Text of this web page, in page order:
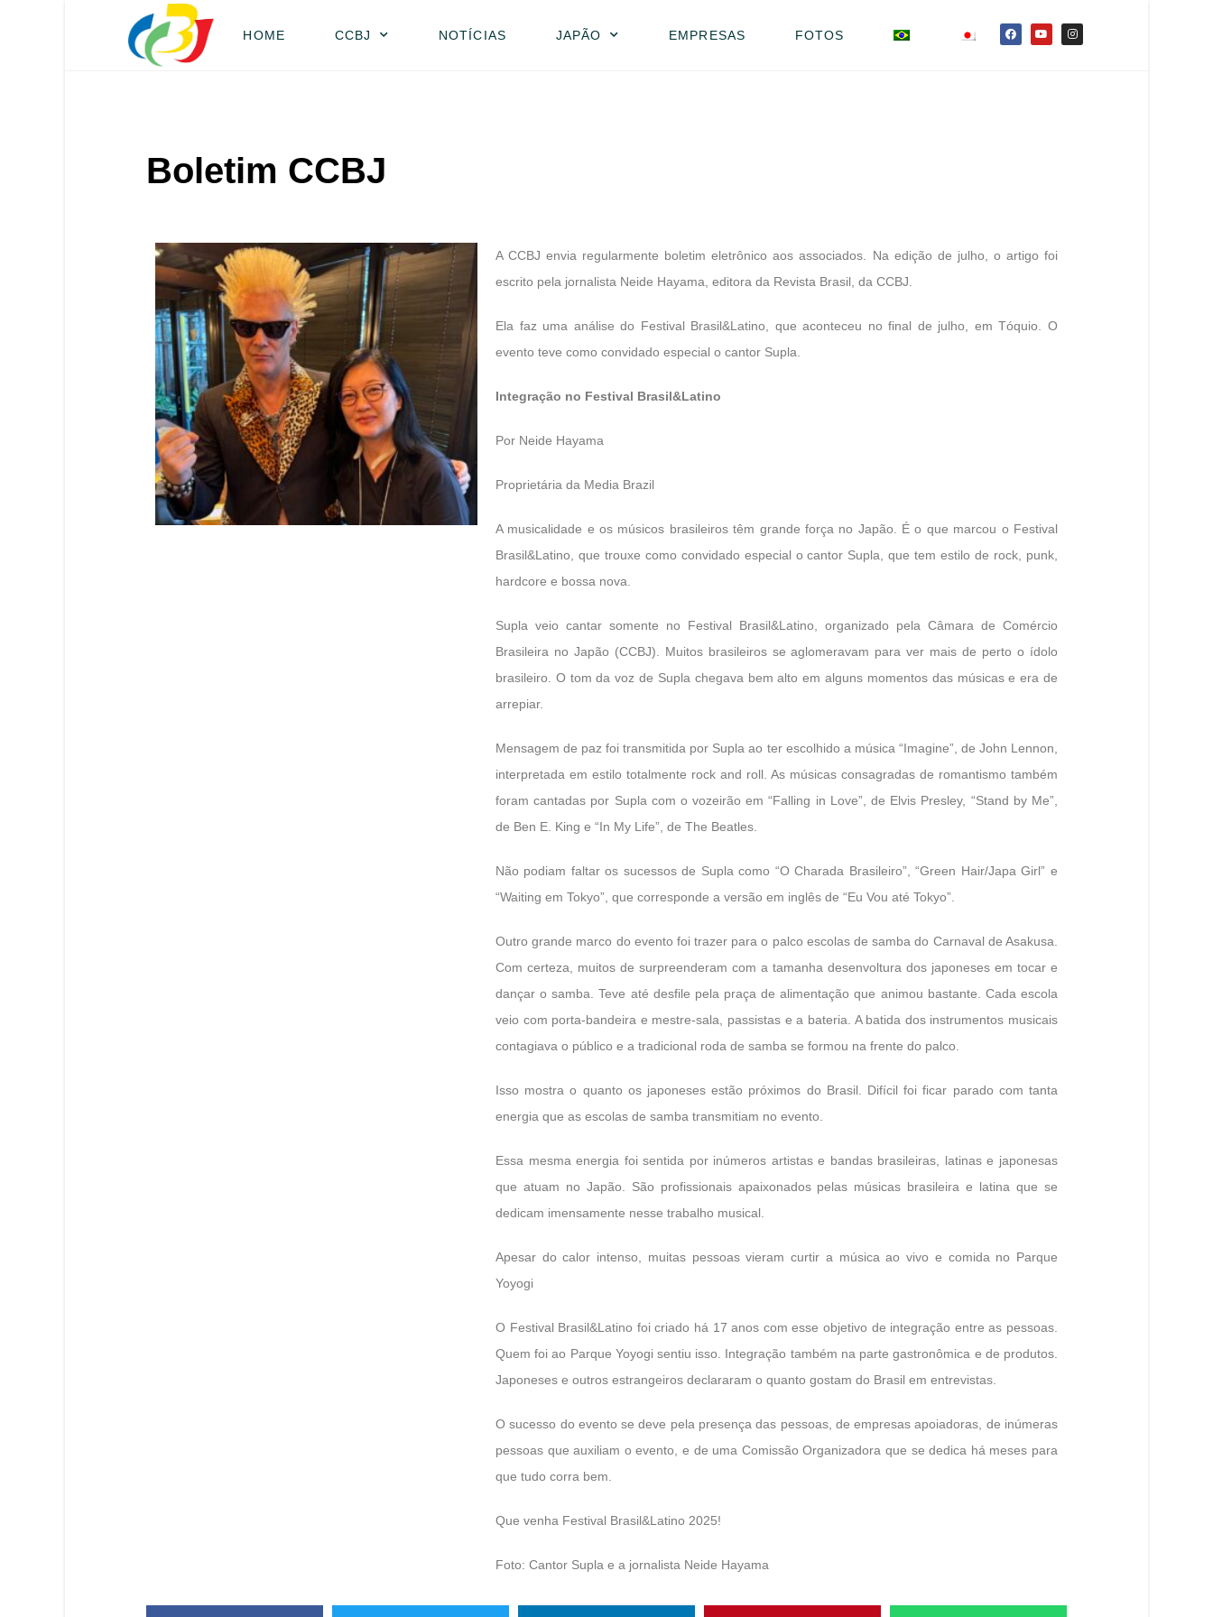
HOME CCBJ NOTÍCIAS JAPÃO EMPRESAS FOTOS
Boletim CCBJ
A CCBJ envia regularmente boletim eletrônico aos associados. Na edição de julho, o artigo foi
escrito pela jornalista Neide Hayama, editora da Revista Brasil, da CCBJ.
Ela faz uma análise do Festival Brasil&Latino, que aconteceu no final de julho, em Tóquio. O
evento teve como convidado especial o cantor Supla.
Integração no Festival Brasil&Latino
Por Neide Hayama
Proprietária da Media Brazil
A musicalidade e os músicos brasileiros têm grande força no Japão. É o que marcou o Festival
Brasil&Latino, que trouxe como convidado especial o cantor Supla, que tem estilo de rock, punk,
hardcore e bossa nova.
Supla veio cantar somente no Festival Brasil&Latino, organizado pela Câmara de Comércio
Brasileira no Japão (CCBJ). Muitos brasileiros se aglomeravam para ver mais de perto o ídolo
brasileiro. O tom da voz de Supla chegava bem alto em alguns momentos das músicas e era de
arrepiar.
Mensagem de paz foi transmitida por Supla ao ter escolhido a música “Imagine”, de John Lennon,
interpretada em estilo totalmente rock and roll. As músicas consagradas de romantismo também
foram cantadas por Supla com o vozeirão em “Falling in Love”, de Elvis Presley, “Stand by Me”,
de Ben E. King e “In My Life”, de The Beatles.
Não podiam faltar os sucessos de Supla como “O Charada Brasileiro”, “Green Hair/Japa Girl” e
“Waiting em Tokyo”, que corresponde a versão em inglês de “Eu Vou até Tokyo”.
Outro grande marco do evento foi trazer para o palco escolas de samba do Carnaval de Asakusa.
Com certeza, muitos de surpreenderam com a tamanha desenvoltura dos japoneses em tocar e
dançar o samba. Teve até desfile pela praça de alimentação que animou bastante. Cada escola
veio com porta-bandeira e mestre-sala, passistas e a bateria. A batida dos instrumentos musicais
contagiava o público e a tradicional roda de samba se formou na frente do palco.
Isso mostra o quanto os japoneses estão próximos do Brasil. Difícil foi ficar parado com tanta
energia que as escolas de samba transmitiam no evento.
Essa mesma energia foi sentida por inúmeros artistas e bandas brasileiras, latinas e japonesas
que atuam no Japão. São profissionais apaixonados pelas músicas brasileira e latina que se
dedicam imensamente nesse trabalho musical.
Apesar do calor intenso, muitas pessoas vieram curtir a música ao vivo e comida no Parque
Yoyogi
O Festival Brasil&Latino foi criado há 17 anos com esse objetivo de integração entre as pessoas.
Quem foi ao Parque Yoyogi sentiu isso. Integração também na parte gastronômica e de produtos.
Japoneses e outros estrangeiros declararam o quanto gostam do Brasil em entrevistas.
O sucesso do evento se deve pela presença das pessoas, de empresas apoiadoras, de inúmeras
pessoas que auxiliam o evento, e de uma Comissão Organizadora que se dedica há meses para
que tudo corra bem.
Que venha Festival Brasil&Latino 2025!
Foto: Cantor Supla e a jornalista Neide Hayama